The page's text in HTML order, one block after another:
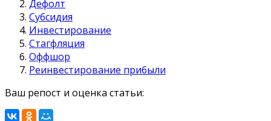
Дефолт
Субсидия
Инвестирование
Стагфляция
Оффшор
Реинвестирование прибыли
Ваш репост и оценка статьи: